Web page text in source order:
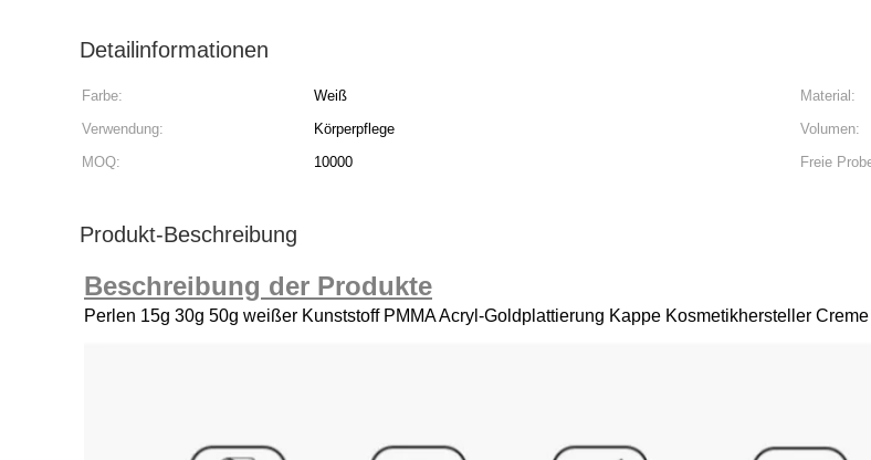
Detailinformationen
Farbe: Weiß Material:
Verwendung:
Körperpflege Volumen:
MOQ:
10000 Freie
Produkt-Beschreibung
Beschreibung der Produkte
Perlen 15g 30g 50g weißer Kunststoff PMMA Acryl-Goldplattierung Kappe Kosmetikhersteller